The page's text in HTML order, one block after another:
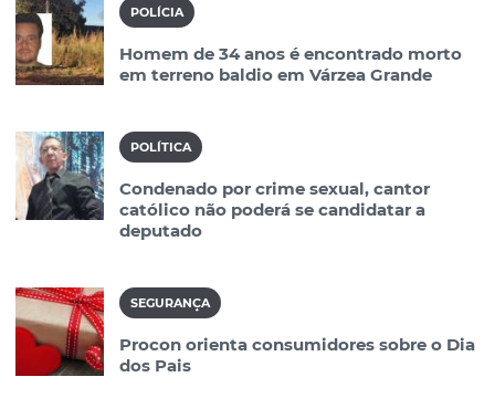
POLÍCIA
Homem de 34 anos é encontrado morto
em terreno baldio em Várzea Grande
POLÍTICA
Condenado por crime sexual, cantor
católico não poderá se candidatar a
deputado
SEGURANÇA
Procon orienta consumidores sobre o Dia
dos Pais